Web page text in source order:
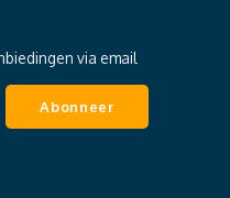
via email
Abonneer